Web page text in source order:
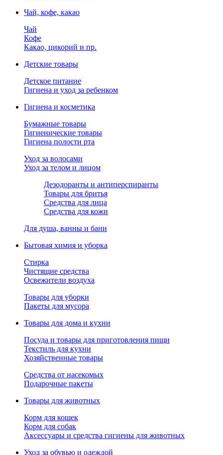
Чай, кофе, какао
Чай
Кофе
Какао, цикорий и пр.
Детские товары
Детское питание
Гигиена и уход за ребенком
Гигиена и косметика
Бумажные товары
Гигиенические товары
Гигиена полости рта
Уход за волосами
Уход за телом и лицом
Дезодоранты и антиперспиранты
Товары для бритья
Средства для лица
Средства для кожи
Для душа, ванны и бани
Бытовая химия и уборка
Стирка
Чистящие средства
Освежители воздуха
Товары для уборки
Пакеты для мусора
Товары для дома и кухни
Посуда и товары для приготовления пищи
Текстиль для кухни
Хозяйственные товары
Средства от насекомых
Подарочные пакеты
Товары для животных
Корм для кошек
Корм для собак
Аксессуары и средства гигиены для животных
Уход за обувью и одеждой